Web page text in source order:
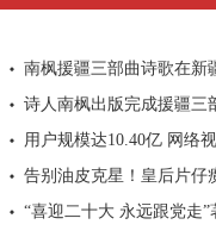
南枫援疆三部曲诗歌在新
诗人南枫出版完成援疆三
用户规模达10.40亿 网络
告别油皮克星！皇后片仔
“喜迎二十大 永远跟党走